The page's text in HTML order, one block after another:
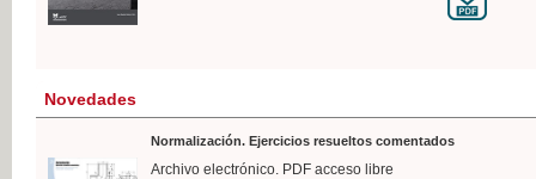
Novedades
Normalización. Ejercicios resueltos comentados
Archivo electrónico. PDF acceso libre